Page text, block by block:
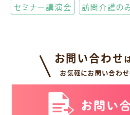
セミナー講演会
訪問介護の
お問い合わせ
お気軽にお問い合わせ